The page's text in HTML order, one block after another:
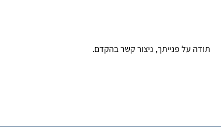
תודה על פנייתך, ניצור קשר בהקדם.